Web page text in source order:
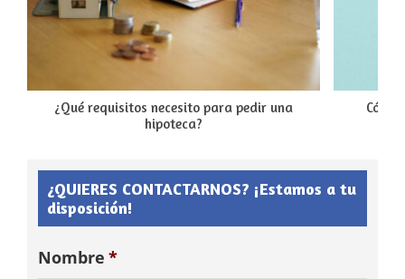
¿Qué requisitos necesito para pedir una
hipoteca?
¿QUIERES CONTACTARNOS? ¡Estamos a tu
disposición!
Nombre *